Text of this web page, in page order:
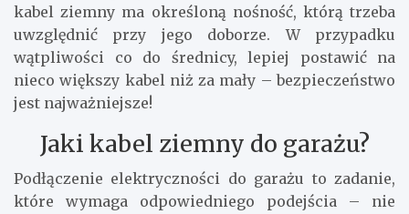
kabel ziemny ma określoną nośność, którą trzeba
uwzględnić przy jego doborze. W przypadku
wątpliwości co do średnicy, lepiej postawić na
nieco większy kabel niż za mały – bezpieczeństwo
jest najważniejsze!
Jaki kabel ziemny do garażu?
Podłączenie elektryczności do garażu to zadanie,
które wymaga odpowiedniego podejścia – nie